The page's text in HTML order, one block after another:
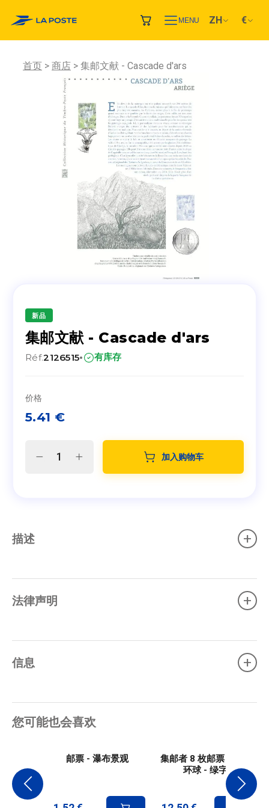
MENU ZH €
首页 商店 集邮文献 - Cascade d'ars
新品
集邮文献 - Cascade d'ars
Réf.2126515· 有库存
价格
5.41 €
加入购物车
描述 +
法律声明 +
信息 +
您可能也会喜欢
邮票 - 瀑布景观
集邮者 8 枚邮票 - 旺代
环球 - 绿字